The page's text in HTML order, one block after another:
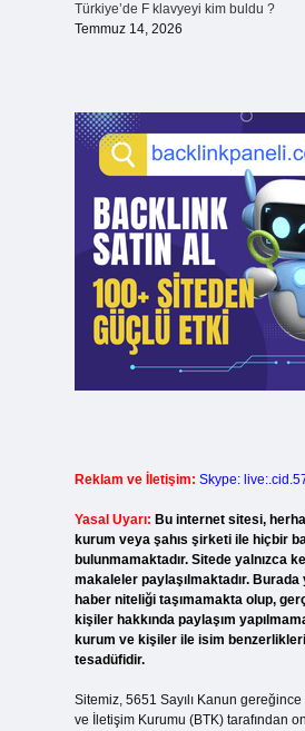
Türkiye’de F klavyeyi kim buldu ?
Temmuz 14, 2026
Reklam ve İletişim: Skype:
Yasal Uyarı: Bu internet sitesi,
kurum veya şahıs şirketi ile hiçbir
bulunmamaktadır. Sitede yalnızca
makaleler paylaşılmaktadır.
haber niteliği taşımamakta olup,
kişiler hakkında paylaşım
kurum ve kişiler ile isim
tesadüfidir.
Sitemiz, 5651 Sayılı Kanun
ve İletişim Kurumu (BTK) tarafından